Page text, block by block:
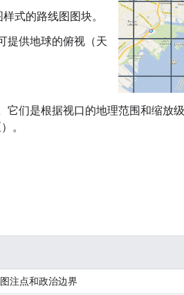
式的路线图图块。
提供地球的俯视（天
它们是根据视口的地理范围和缩放
。
注点和政治边界